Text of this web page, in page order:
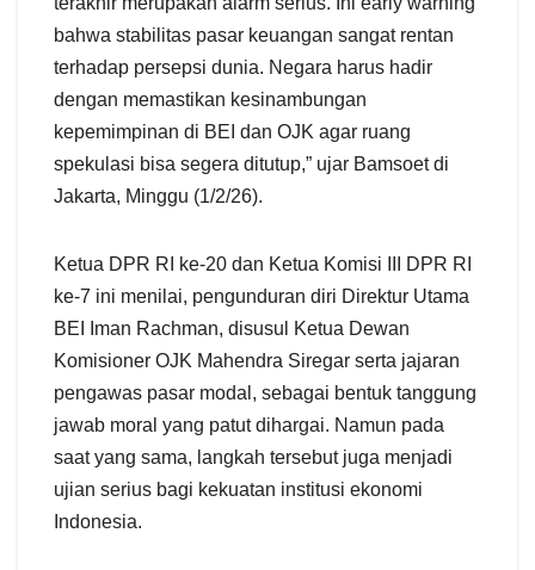
bahwa stabilitas pasar keuangan sangat rentan
terhadap persepsi dunia. Negara harus hadir
dengan memastikan kesinambungan
kepemimpinan di BEI dan OJK agar ruang
spekulasi bisa segera ditutup,” ujar Bamsoet di
Jakarta, Minggu (1/2/26).
Ketua DPR RI ke-20 dan Ketua Komisi III DPR RI
ke-7 ini menilai, pengunduran diri Direktur Utama
BEI Iman Rachman, disusul Ketua Dewan
Komisioner OJK Mahendra Siregar serta jajaran
pengawas pasar modal, sebagai bentuk tanggung
jawab moral yang patut dihargai. Namun pada
saat yang sama, langkah tersebut juga menjadi
ujian serius bagi kekuatan institusi ekonomi
Indonesia.